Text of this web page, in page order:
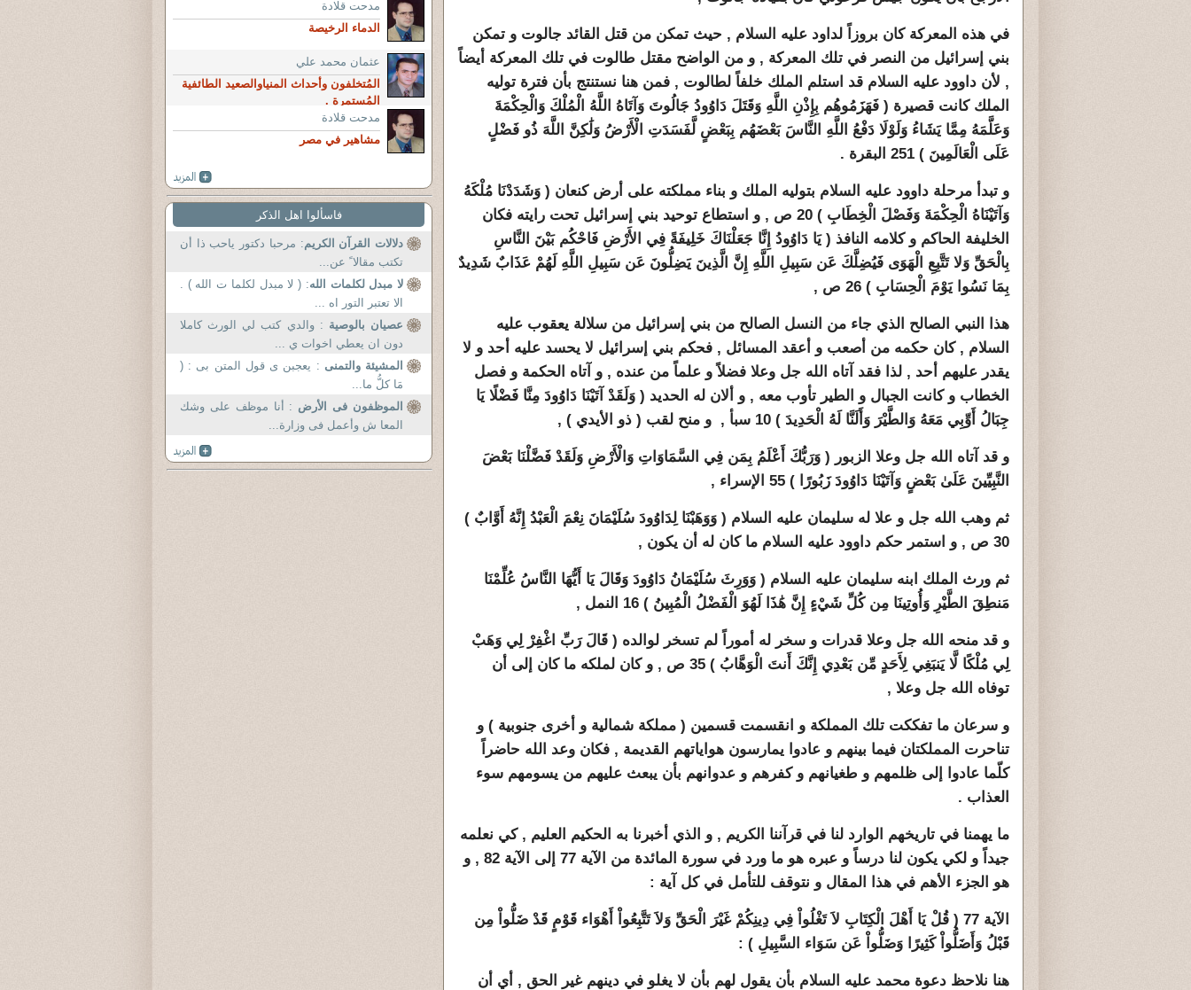
في هذه المعركة كان بروزاً لداود عليه السلام , حيث تمكن من قتل القائد جالوت و تمكن
بني إسرائيل من النصر في تلك المعركة , و من الواضح مقتل طالوت في تلك المعركة أيضاً
, لأن داوود عليه السلام قد استلم الملك خلفاً لطالوت , فمن هنا نستنتج بأن فترة توليه
الملك كانت قصيرة ( فَهَزَمُوهُم بِإِذْنِ اللَّهِ وَقَتَلَ دَاوُودُ جَالُوتَ وَآتَاهُ اللَّهُ الْمُلْكَ وَالْحِكْمَةَ
وَعَلَّمَهُ مِمَّا يَشَاءُ وَلَوْلَا دَفْعُ اللَّهِ النَّاسَ بَعْضَهُم بِبَعْضٍ لَّفَسَدَتِ الْأَرْضُ وَلَٰكِنَّ اللَّهَ ذُو فَضْلٍ
عَلَى الْعَالَمِينَ ) 251 البقرة .
و تبدأ مرحلة داوود عليه السلام بتوليه الملك و بناء مملكته على أرض كنعان ( وَشَدَدْنَا مُلْكَهُ
وَآتَيْنَاهُ الْحِكْمَةَ وَفَصْلَ الْخِطَابِ ) 20 ص , و استطاع توحيد بني إسرائيل تحت رايته فكان
الخليفة الحاكم و كلامه النافذ ( يَا دَاوُودُ إِنَّا جَعَلْنَاكَ خَلِيفَةً فِي الأَرْضِ فَاحْكُم بَيْنَ النَّاسِ
بِالْحَقِّ وَلا تَتَّبِعِ الْهَوَى فَيُضِلَّكَ عَن سَبِيلِ اللَّهِ إِنَّ الَّذِينَ يَضِلُّونَ عَن سَبِيلِ اللَّهِ لَهُمْ عَذَابٌ شَدِيدٌ
بِمَا نَسُوا يَوْمَ الْحِسَابِ ) 26 ص ,
هذا النبي الصالح الذي جاء من النسل الصالح من بني إسرائيل من سلالة يعقوب عليه
السلام , كان حكمه من أصعب و أعقد المسائل , فحكم بني إسرائيل لا يحسد عليه أحد و لا
يقدر عليهم أحد , لذا فقد آتاه الله جل وعلا فضلاً و علماً من عنده , و آتاه الحكمة و فصل
الخطاب و كانت الجبال و الطير تأوب معه , و ألان له الحديد ( وَلَقَدْ آتَيْنَا دَاوُودَ مِنَّا فَضْلًا يَا
جِبَالُ أَوِّبِي مَعَهُ وَالطَّيْرَ وَأَلَنَّا لَهُ الْحَدِيدَ ) 10 سبأ , و منح لقب ( ذو الأيدي ) ,
و قد آتاه الله جل وعلا الزبور ( وَرَبُّكَ أَعْلَمُ بِمَن فِي السَّمَاوَاتِ وَالْأَرْضِ وَلَقَدْ فَضَّلْنَا بَعْضَ
النَّبِيِّينَ عَلَىٰ بَعْضٍ وَآتَيْنَا دَاوُودَ زَبُورًا ) 55 الإسراء ,
ثم وهب الله جل و علا له سليمان عليه السلام ( وَوَهَبْنَا لِدَاوُودَ سُلَيْمَانَ نِعْمَ الْعَبْدُ إِنَّهُ أَوَّابٌ )
30 ص , و استمر حكم داوود عليه السلام ما كان له أن يكون ,
ثم ورث الملك ابنه سليمان عليه السلام ( وَوَرِثَ سُلَيْمَانُ دَاوُودَ وَقَالَ يَا أَيُّهَا النَّاسُ عُلِّمْنَا
مَنطِقَ الطَّيْرِ وَأُوتِينَا مِن كُلِّ شَيْءٍ إِنَّ هَٰذَا لَهُوَ الْفَضْلُ الْمُبِينُ ) 16 النمل ,
و قد منحه الله جل وعلا قدرات و سخر له أموراً لم تسخر لوالده ( قَالَ رَبِّ اغْفِرْ لِي وَهَبْ
لِي مُلْكًا لَّا يَنبَغِي لِأَحَدٍ مِّن بَعْدِي إِنَّكَ أَنتَ الْوَهَّابُ ) 35 ص , و كان لملكه ما كان إلى أن
توفاه الله جل وعلا ,
و سرعان ما تفككت تلك المملكة و انقسمت قسمين ( مملكة شمالية و أخرى جنوبية ) و
تناحرت المملكتان فيما بينهم و عادوا يمارسون هواياتهم القديمة , فكان وعد الله حاضراً
كلّما عادوا إلى ظلمهم و طغيانهم و كفرهم و عدوانهم بأن يبعث عليهم من يسومهم سوء
العذاب .
ما يهمنا في تاريخهم الوارد لنا في قرآننا الكريم , و الذي أخبرنا به الحكيم العليم , كي نعلمه
جيداً و لكي يكون لنا درساً و عبره هو ما ورد في سورة المائدة من الآية 77 إلى الآية 82 , و
هو الجزء الأهم في هذا المقال و نتوقف للتأمل في كل آية :
الآية 77 ( قُلْ يَا أَهْلَ الْكِتَابِ لاَ تَغْلُواْ فِي دِينِكُمْ غَيْرَ الْحَقِّ وَلاَ تَتَّبِعُواْ أَهْوَاء قَوْمٍ قَدْ ضَلُّواْ مِن
قَبْلُ وَأَضَلُّواْ كَثِيرًا وَضَلُّواْ عَن سَوَاء السَّبِيلِ ) :
هنا نلاحظ دعوة محمد عليه السلام بأن يقول لهم بأن لا يغلو في دينهم غير الحق , أي أن
مدحت قلادة
الدماء الرخيصة
عثمان محمد علي
المُتخلفون وأحداث المنياوالصعيد الطائفية
المُستمرة .
مدحت قلادة
مشاهير في مصر
فاسألوا اهل الذكر
دلالات القرآن الكريم: مرحبا دكتور یاحب ذا أن
تكتب مقالا ً عن...
لا مبدل لكلمات الله: ( لا مبدل لكلما ت الله ) .
الا تعتبر التور اه ...
عصيان بالوصية : والدي كتب لي الورث كاملا
دون ان يعطي اخوات ي ...
المشيئة والتمنى : يعجبن ى قول المتن بى : (
مَا كلُّ ما...
الموظفون فى الأرض : أنا موظف على وشك
المعا ش وأعمل فى وزارة...